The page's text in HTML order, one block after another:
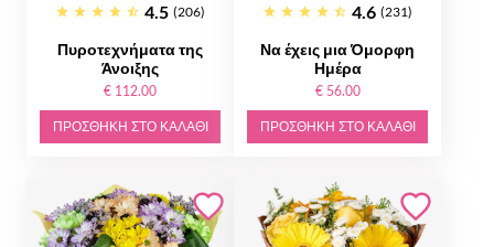
4.5 (206)
Πυροτεχνήματα της
Άνοιξης
€ 112.00
ΠΡΟΣΘΉΚΗ ΣΤΟ ΚΑΛΆΘΙ
4.6 (231)
Να έχεις μια Όμορφη
Ημέρα
€ 56.00
ΠΡΟΣΘΉΚΗ ΣΤΟ ΚΑΛΆΘΙ